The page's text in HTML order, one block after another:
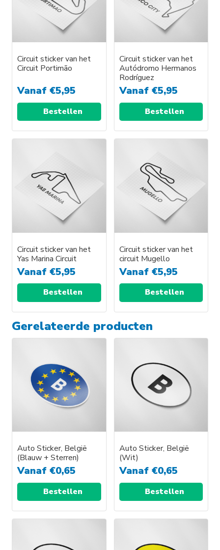
Circuit sticker van het
Circuit Portimão
Vanaf €5,95
Bestellen
Circuit sticker van het
Autódromo Hermanos
Rodríguez
Vanaf €5,95
Bestellen
Circuit sticker van het
Yas Marina Circuit
Vanaf €5,95
Bestellen
Circuit sticker van het
circuit Mugello
Vanaf €5,95
Bestellen
Gerelateerde producten
Auto Sticker, België
(Blauw + Sterren)
Vanaf €0,65
Bestellen
Auto Sticker, België
(Wit)
Vanaf €0,65
Bestellen